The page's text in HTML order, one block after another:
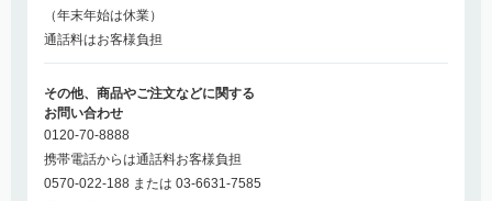
（年末年始は休業）
通話料はお客様負担
その他、商品やご注文などに関する
お問い合わせ
0120-70-8888
携帯電話からは通話料お客様負担
0570-022-188 または 03-6631-7585